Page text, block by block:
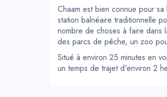
Chaam est bien connue pour
station balnéaire traditionnelle
nombre de choses à faire dans
des parcs de pêche, un zoo
Situé à environ 25 minutes en
un temps de trajet d'environ 2